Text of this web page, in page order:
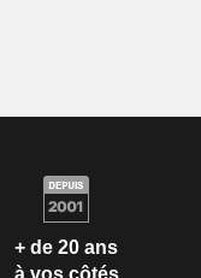
+ de 20 ans
à vos côtés